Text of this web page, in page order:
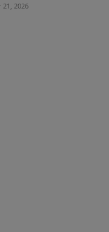
21, 2026